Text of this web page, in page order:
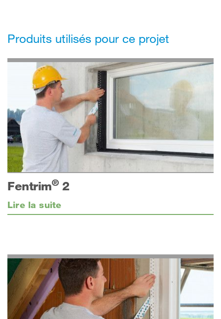
Produits utilisés pour ce projet
Fentrim® 2
Lire la suite